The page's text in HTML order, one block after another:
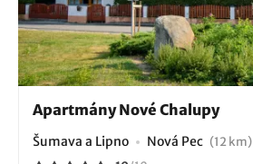
Apartmány Nové Chalupy
Šumava a Lipno Nová Pec (12 km)